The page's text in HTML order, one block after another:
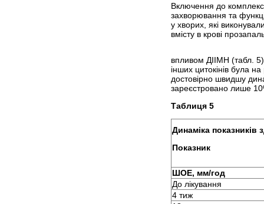
Включення до
захворювання та
у хворих, які
вмісту в крові
впливом ДІІМН (табл.
інших цитокінів була
достовірно швидшу
зареєстровано лише
Таблиця 5
Динаміка показників
Показник
ШОЕ, мм/год
До лікування
4 тиж